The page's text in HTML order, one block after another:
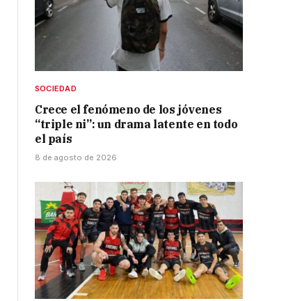
SOCIEDAD
Crece el fenómeno de los jóvenes
“triple ni”: un drama latente en todo
el país
8 de agosto de 2026